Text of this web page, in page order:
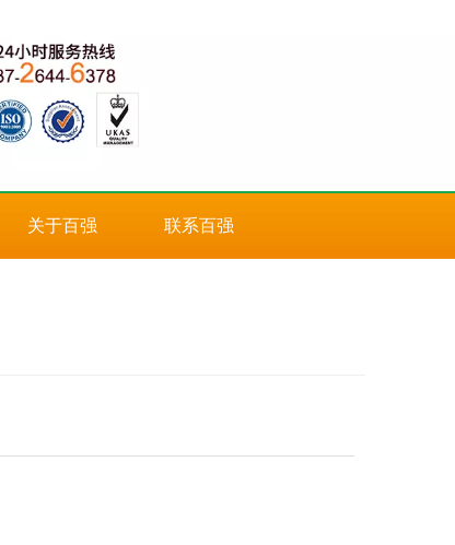
关于百强 联系百强